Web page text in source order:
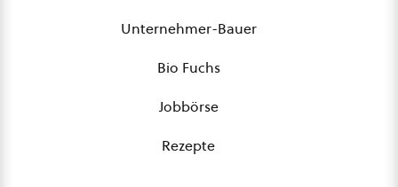
Unternehmer-Bauer
Bio Fuchs
Jobbörse
Rezepte